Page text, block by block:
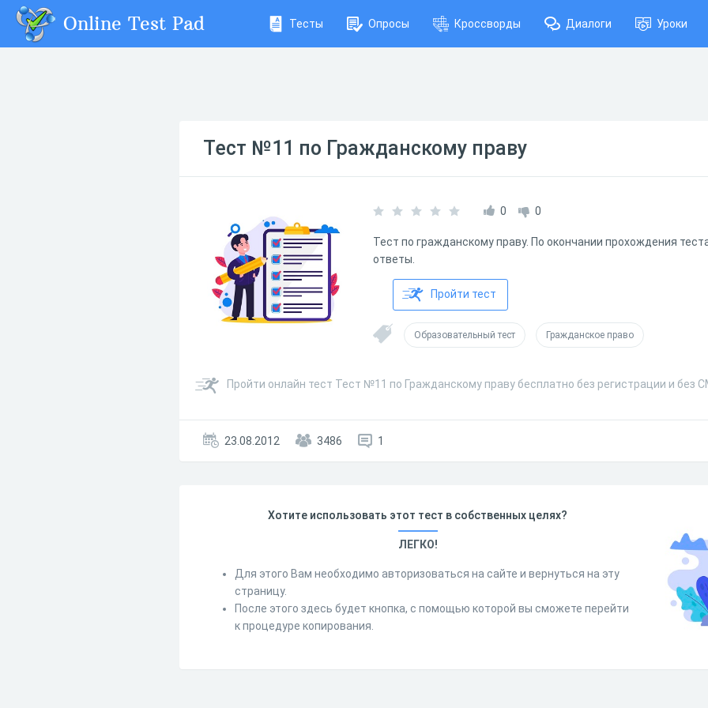
Online Test Pad Тесты Опросы Кроссворды Диалоги Уроки
Тест №11 по Гражданскому праву
0 0
Тест по гражданскому праву. По окончании прохождения
ответы.
Пройти тест
Образовательный тест Гражданское право
Пройти онлайн тест Тест №11 по Гражданскому праву бесплатно без регистрации и без
23.08.2012 3486 1
Хотите использовать этот тест в собственных целях?
ЛЕГКО!
Для этого Вам необходимо авторизоваться на сайте и вернуться на эту
страницу.
После этого здесь будет кнопка, с помощью которой вы сможете перейти
к процедуре копирования.